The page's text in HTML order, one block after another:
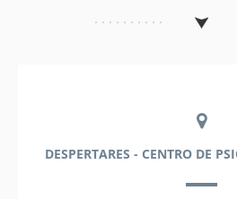
DESPERTARES - CENTRO DE